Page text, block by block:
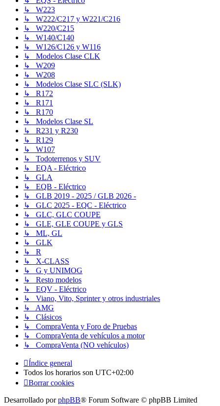
↳ W223
↳ W222/C217 y W221/C216
↳ W220/C215
↳ W140/C140
↳ W126/C126 y W116
↳ Modelos Clase CLK
↳ W209
↳ W208
↳ Modelos Clase SLC (SLK)
↳ R172
↳ R171
↳ R170
↳ Modelos Clase SL
↳ R231 y R230
↳ R129
↳ W107
↳ Todoterrenos y SUV
↳ EQA - Eléctrico
↳ GLA
↳ EQB - Eléctrico
↳ GLB 2019 - 2025 / GLB 2026 -
↳ GLC 2025 - EQC - Eléctrico
↳ GLC, GLC COUPE
↳ GLE, GLE COUPE y GLS
↳ ML, GL
↳ GLK
↳ R
↳ X-CLASS
↳ G y UNIMOG
↳ Resto modelos
↳ EQV - Eléctrico
↳ Viano, Vito, Sprinter y otros industriales
↳ AMG
↳ Clásicos
↳ CompraVenta y Foro de Pruebas
↳ CompraVenta de vehículos a motor
↳ CompraVenta (NO vehículos)
Índice general
Todos los horarios son UTC+02:00
Borrar cookies
Desarrollado porphpBB® Forum Software © phpBB Limited